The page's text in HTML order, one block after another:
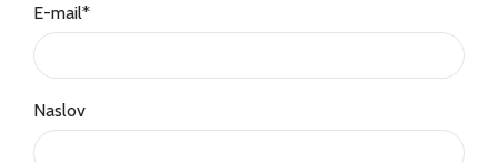
E-mail*
Naslov